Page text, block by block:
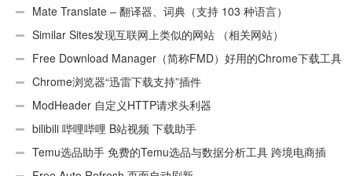
Mate Translate – 翻译器、词典（支持 103 种语言）
Similar Sites发现互联网上类似的网站 （相关网站）
Free Download Manager（简称FMD）好用的Chrome下载工具
插件Chrome浏览器“迅雷下载支持”插件
ModHeader 自定义HTTP请求头利器
bilibili 哔哩哔哩 B站视频 下载助手
Temu选品助手 免费的Temu选品与数据分析工具 跨境电商插